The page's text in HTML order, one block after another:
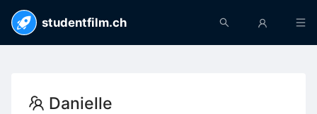
studentfilm.ch
Danielle